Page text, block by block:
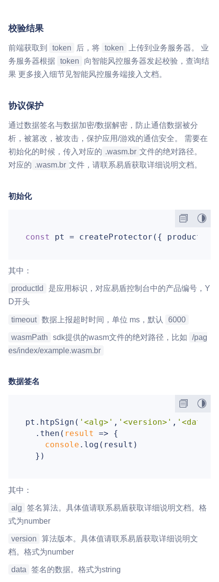
校验结果
前端获取到 token 后，将 token
上传到业务服务器。 业
务服务器根据 token
向智能风控服务器发起校验，查询结
果 更多接入细节见智能风控服务端接入文档。
协议保护
通过数据签名与数据加密/数据解密，防止通信数据被分
析，被篡改，被攻击，保护应用/游戏的通信安全。 需要在
初始化的时候，传入对应的 .wasm.br 文件的绝对路径。
对应的 .wasm.br 文件，请联系易盾获取详细说明文档。
初始化
const pt = createProtector({ productId
其中：
productId
是应用标识，对应易盾控制台中的产品编号，Y
D开头
timeout 数据上报超时时间，单位 ms，默认 6000
wasmPath sdk提供的wasm文件的绝对路径，比如
/pag
es/index/example.wasm.br
数据签名
pt.htpSign( '<alg>' , '<version>' , '<data>'
  .then(
result => {
console .log(result)
其中：
alg
签名算法。具体值请联系易盾获取详细说明文档。格
式为number
version
算法版本。具体值请联系易盾获取详细说明文
档。格式为number
data 签名的数据。格式为string